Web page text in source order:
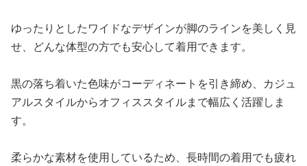
ゆったりとしたワイドなデザインが脚のラインを美しく見
せ、どんな体型の方でも安心して着用できます。
黒の落ち着いた色味がコーディネートを引き締め、カジュ
アルスタイルからオフィススタイルまで幅広く活躍しま
す。
柔らかな素材を使用しているため、長時間の着用でも疲れ